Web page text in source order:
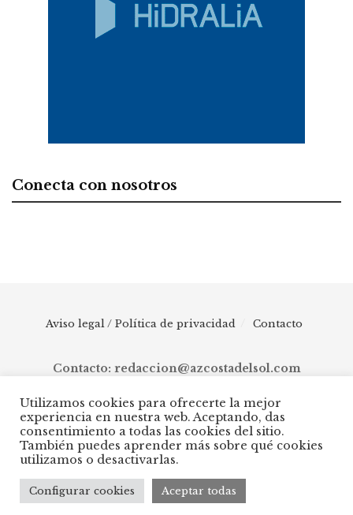
Conecta con nosotros
Aviso legal / Política de privacidad Contacto
Contacto: redaccion@azcostadelsol.com
© 2025 AZ Costa del Sol - Diario digital de Málaga capital hasta
Manilva, pasando por Torremolinos, Benalmádena, Fuengirola,
Mijas, Ojén, Marbella, Istán, Benahavís, Estepona y Casares.
Utilizamos cookies para ofrecerte la mejor
experiencia en nuestra web. Aceptando, das
consentimiento a todas las cookies del sitio.
También puedes aprender más sobre qué cookies
utilizamos o desactivarlas.
Configurar cookies Aceptar todas